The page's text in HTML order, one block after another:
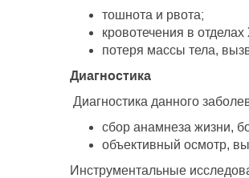
тошнота и рвота;
кровотечения в
потеря массы тела,
Диагностика
Диагностика данного
сбор анамнеза жизни,
объективный осмотр,
Инструментальные